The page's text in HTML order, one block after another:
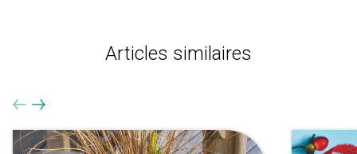
Articles similaires